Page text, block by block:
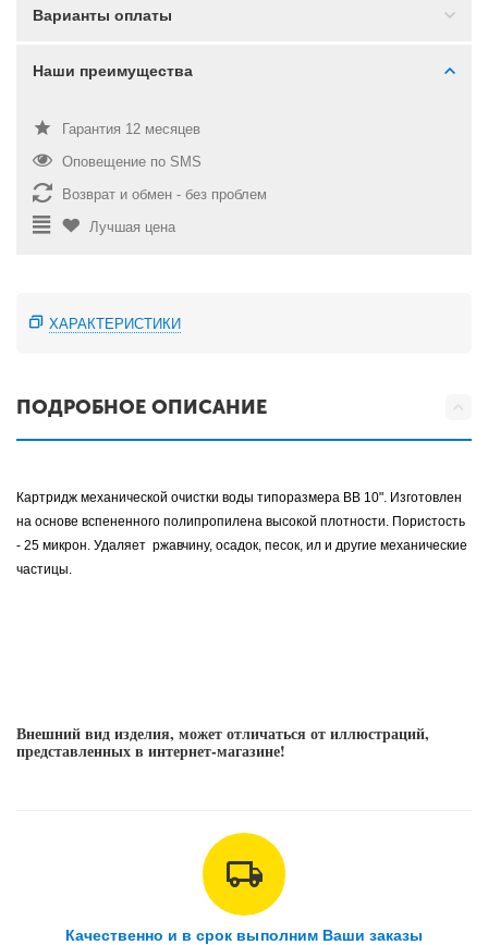
Варианты оплаты
Наши преимущества
Гарантия 12 месяцев
Оповещение по SMS
Возврат и обмен - без проблем
Лучшая цена
ХАРАКТЕРИСТИКИ
ПОДРОБНОЕ ОПИСАНИЕ
Картридж механической очистки воды типоразмера BB 10". Изготовлен
на основе вспененного полипропилена высокой плотности. Пористость
- 25 микрон. Удаляет ржавчину, осадок, песок, ил и другие механические
частицы.
Внешний вид изделия, может отличаться от иллюстраций,
представленных в интернет-магазине!
Качественно и в срок выполним Ваши заказы